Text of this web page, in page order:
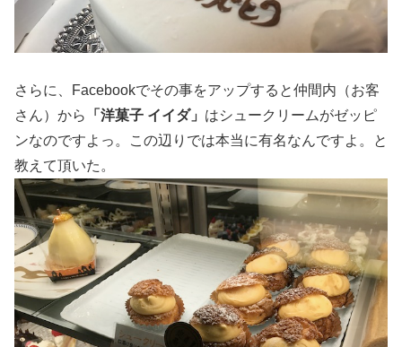
さらに、Facebookでその事をアップすると仲間内（お客
さん）から
「洋菓子 イイダ」 はシュークリームがゼッピ
ンなのですよっ。この辺りでは本当に有名なんですよ。と
教えて頂いた。